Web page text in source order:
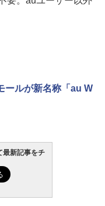
ールが新名称「au W
最新記事をチ